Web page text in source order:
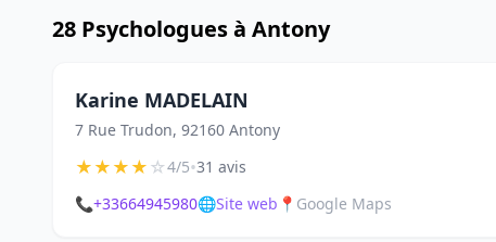
28 Psychologues à Antony
Karine MADELAIN
7 Rue Trudon, 92160 Antony
★★★★☆4/5•31 avis
📞+33664945980🌐Site web 📍 Google Maps